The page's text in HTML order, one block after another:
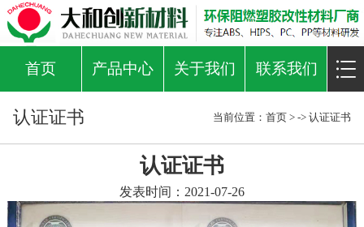
首页 产品中心 关于我们 联系我们
认证证书 当前位置： 首页 > -> 认证证书
认证证书
发表时间：2021-07-26